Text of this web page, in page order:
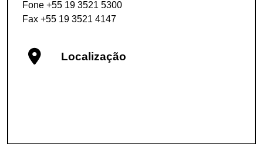
Fone +55 19 3521 5300
Fax +55 19 3521 4147
Localização